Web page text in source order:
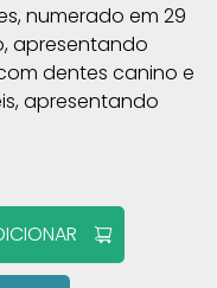
numerado em 29
apresentando
dentes canino e
apresentando